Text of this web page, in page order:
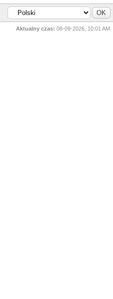
Aktualny czas: 08-09-2026, 10:01 AM